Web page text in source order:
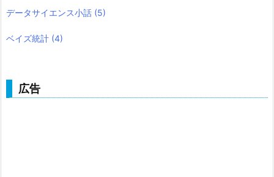
データサイエンス小話 (5)
ベイズ統計 (4)
広告